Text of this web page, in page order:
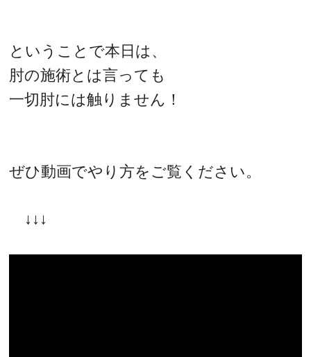
ということで本日は、
肘の施術とは言っても
一切肘には触りません！
ぜひ動画でやり方をご覧ください。
↓↓↓